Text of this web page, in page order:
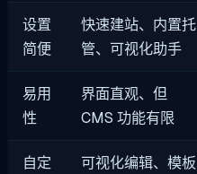
设置
简便
快速建站、内置托
管、可视化助手
易用
性
界面直观、但
CMS 功能有限
自定
可视化编辑、模板